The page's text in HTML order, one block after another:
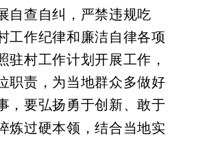
自查自纠，严禁违规吃
工作纪律和廉洁自律各项
驻村工作计划开展工作，
职责，为当地群众多做好
，要弘扬勇于创新、敢于
炼过硬本领，结合当地实